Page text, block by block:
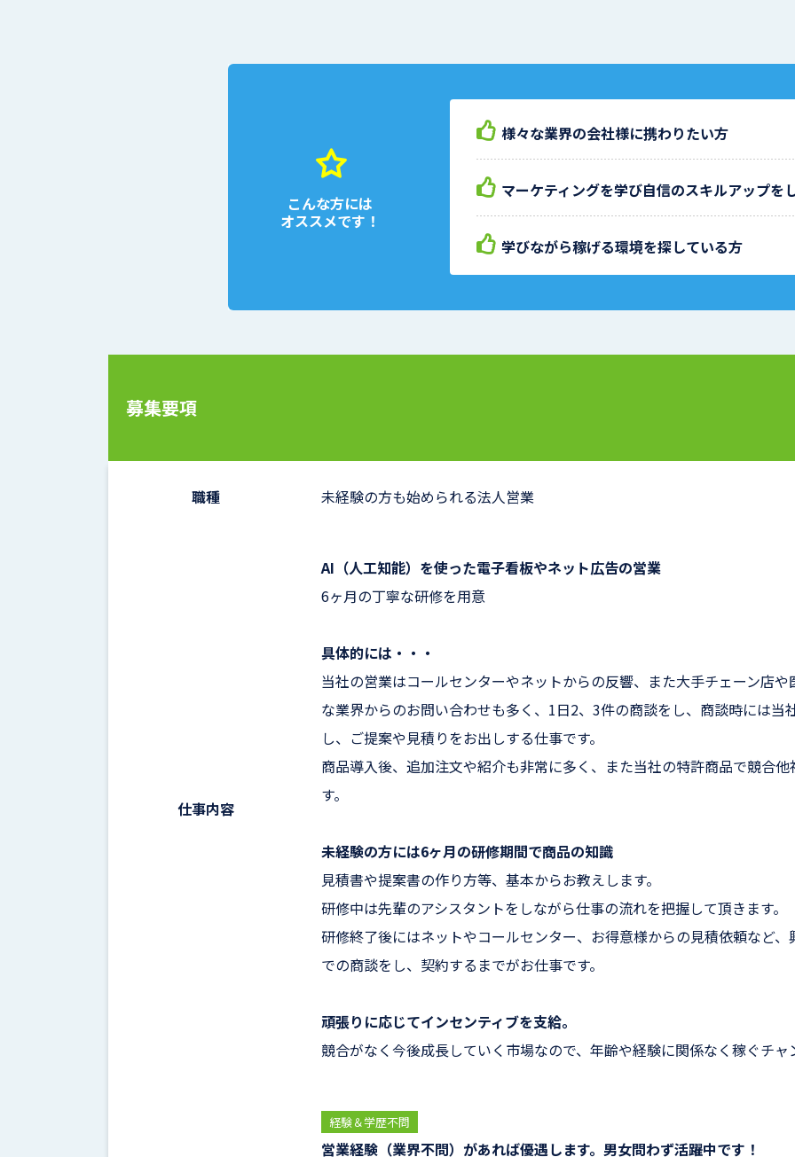
こんな方には
オススメです！
様々な業界の会社様に携わりたい方
マーケティングを学び自信のスキルアップを
学びながら稼げる環境を探している方
募集要項
職種 未経験の方も始められる法人営業
仕事内容
AI（人工知能）を使った電子看板やネット広告の営業
6ヶ月の丁寧な研修を用意
具体的には・・・
当社の営業はコールセンターやネットからの反響、また大手チェーン店
な業界からのお問い合わせも多く、1日2、3件の商談をし、商談時には
し、ご提案や見積りをお出しする仕事です。
商品導入後、追加注文や紹介も非常に多く、また当社の特許商品で競合
す。
未経験の方には6ヶ月の研修期間で商品の知識
見積書や提案書の作り方等、基本からお教えします。
研修中は先輩のアシスタントをしながら仕事の流れを把握して頂きます。
研修終了後にはネットやコールセンター、お得意様からの見積依頼など
での商談をし、契約するまでがお仕事です。
頑張りに応じてインセンティブを支給。
競合がなく今後成長していく市場なので、年齢や経験に関係なく稼ぐチ
経験＆学歴不問
営業経験（業界不問）があれば優遇します。男女問わず活躍中です！